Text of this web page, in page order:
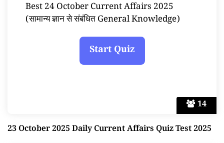
14
Best 24 October Current Affairs 2025
(सामान्य ज्ञान से संबंधित General Knowledge)
23 October 2025 Daily Current Affairs Quiz Test 2025